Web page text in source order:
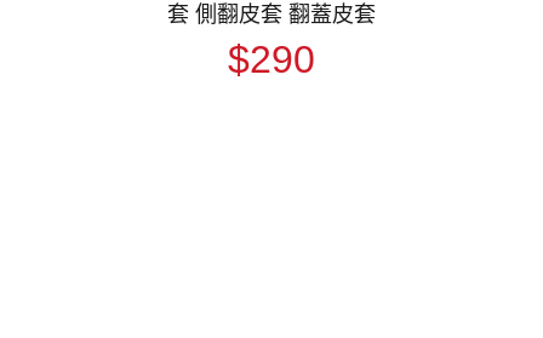
套 側翻皮套 翻蓋皮套
$290